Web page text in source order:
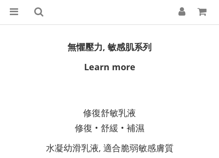
無懼壓力, 敏感肌系列
Learn more
修復舒敏乳液
修復 • 舒緩 • 補濕
水凝幼滑乳液, 適合脆弱敏感膚質